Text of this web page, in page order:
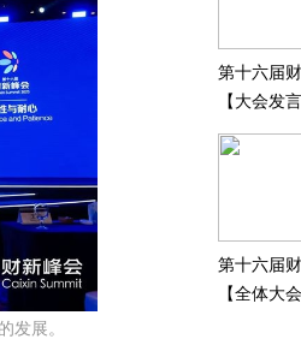
发展。
第十六届
【大会发
论】“十五
划、新蓝图
第十六届
【全体大